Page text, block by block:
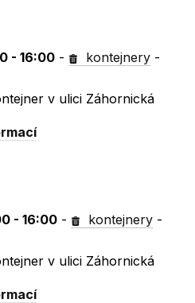
- 16:00 - kontejnery -
v ulici Záhornická
- 16:00 - kontejnery -
v ulici Záhornická